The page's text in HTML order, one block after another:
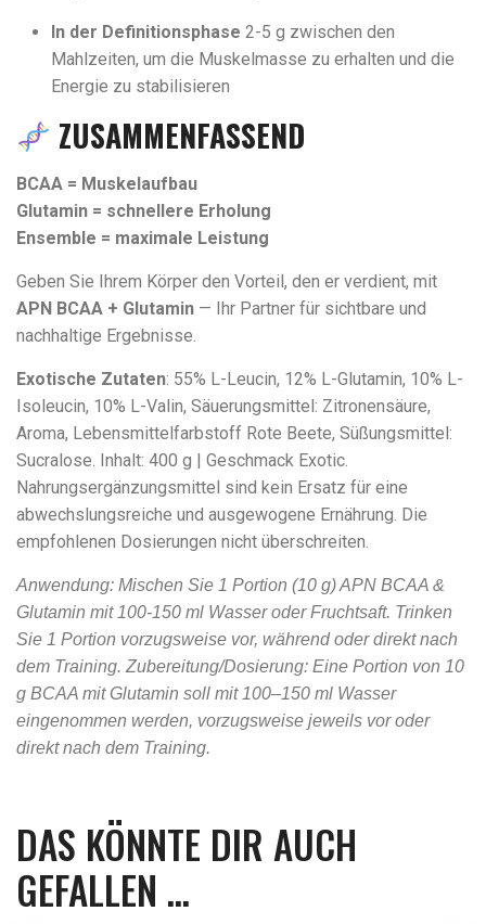
In der Definitionsphase 2-5 g zwischen den
Mahlzeiten, um die Muskelmasse zu erhalten und die
Energie zu stabilisieren
ZUSAMMENFASSEND
BCAA = Muskelaufbau
Glutamin = schnellere Erholung
Ensemble = maximale Leistung
Geben Sie Ihrem Körper den Vorteil, den er verdient, mit
APN BCAA + Glutamin — Ihr Partner für sichtbare und
nachhaltige Ergebnisse.
Exotische Zutaten: 55% L-Leucin, 12% L-Glutamin, 10% L-
Isoleucin, 10% L-Valin, Säuerungsmittel: Zitronensäure,
Aroma, Lebensmittelfarbstoff Rote Beete, Süßungsmittel:
Sucralose. Inhalt: 400 g | Geschmack Exotic.
Nahrungsergänzungsmittel sind kein Ersatz für eine
abwechslungsreiche und ausgewogene Ernährung. Die
empfohlenen Dosierungen nicht überschreiten.
Anwendung: Mischen Sie 1 Portion (10 g) APN BCAA &
Glutamin mit 100-150 ml Wasser oder Fruchtsaft. Trinken
Sie 1 Portion vorzugsweise vor, während oder direkt nach
dem Training. Zubereitung/Dosierung: Eine Portion von 10
g BCAA mit Glutamin soll mit 100–150 ml Wasser
eingenommen werden, vorzugsweise jeweils vor oder
direkt nach dem Training.
DAS KÖNNTE DIR AUCH
GEFALLEN …